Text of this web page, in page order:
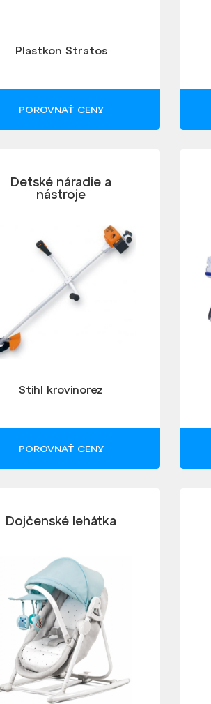
Plastkon Stratos
POROVNAŤ CENY
Detské náradie a
nástroje
Stihl krovinorez
POROVNAŤ CENY
Dojčenské lehátka